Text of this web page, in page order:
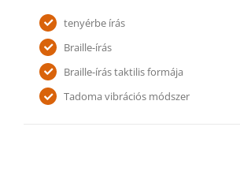
tenyérbe írás
Braille-írás
Braille-írás taktilis formája
Tadoma vibrációs módszer